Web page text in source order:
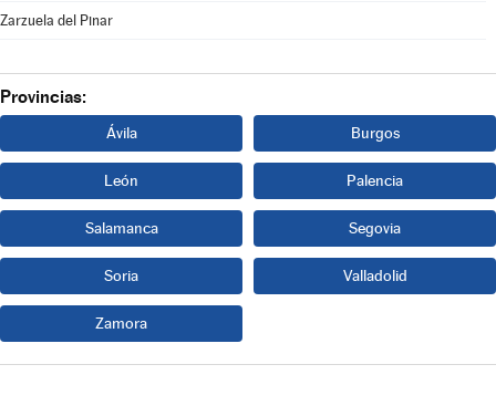
Zarzuela del Pinar
Provincias:
Ávila Burgos
León Palencia
Salamanca Segovia
Soria Valladolid
Zamora